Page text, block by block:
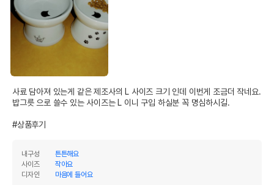
제조국 또는 원산지
제조자,수입품의 경우
수입자를 함께 표기
전화번호
유통기한
사료 담아져 있는게 같은 제조사의 L 사이즈 크기 인데 이번게 조금더 작네요.
밥그릇 으로 쓸수 있는 사이즈는 L 이니 구입 하실분 꼭 명심하시길.
#상품후기
내구성
튼튼해요
사이즈
작아요
디자인
마음에 들어요